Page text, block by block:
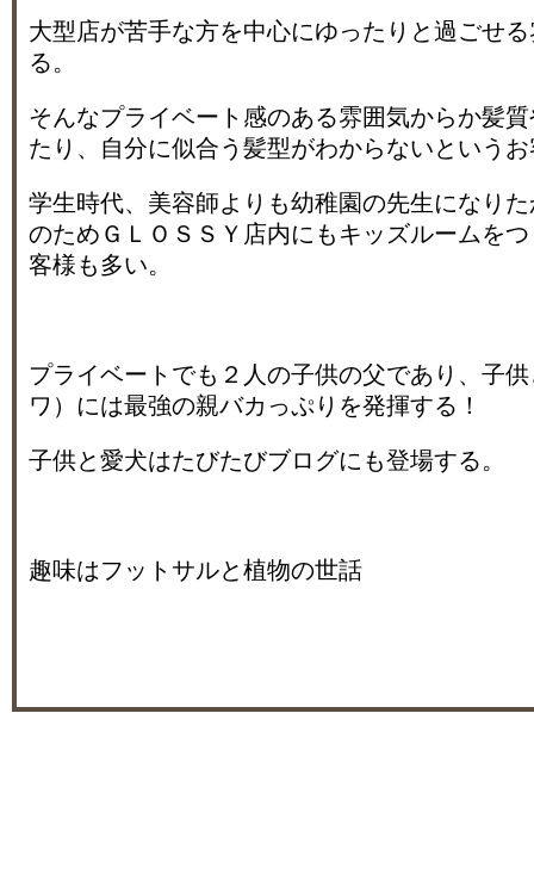
大型店が苦手な方を中心にゆったりと過ごせ
る。
そんなプライベート感のある雰囲気からか髪
たり、自分に似合う髪型がわからないという
学生時代、美容師よりも幼稚園の先生になり
のためＧＬＯＳＳＹ店内にもキッズルームを
客様も多い。
プライベートでも２人の子供の父であり、子
ワ）には最強の親バカっぷりを発揮する！
子供と愛犬はたびたびブログにも登場する。
趣味はフットサルと植物の世話